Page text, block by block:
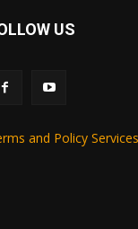
US
and Policy Services